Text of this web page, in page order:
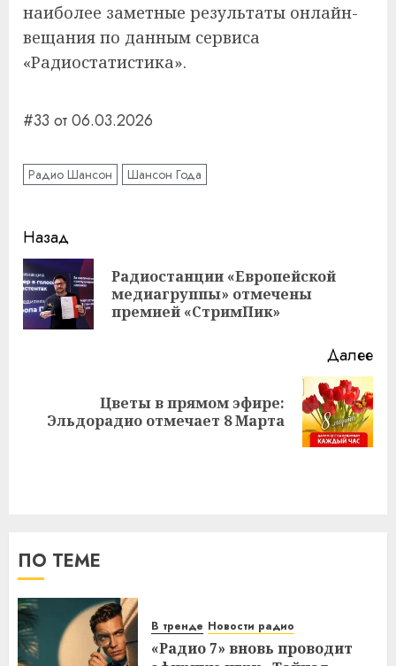
наиболее заметные результаты онлайн-
вещания по данным сервиса
«Радиостатистика».
#33 от 06.03.2026
Радио Шансон Шансон Года
Навигация
записи
Назад
Радиостанции «Европейской
медиагруппы» отмечены
премией «СтримПик»
Далее
Следующая
запись:
Цветы в прямом эфире:
Эльдорадио отмечает 8 Марта
ПО ТЕМЕ
В тренде Новости радио
«Радио 7» вновь проводит